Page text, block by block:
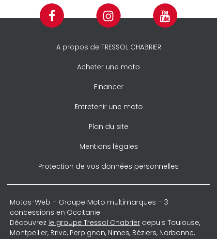
A propos de TRESSOL CHABRIER
Acheter une moto
Financer
Entretenir une moto
Plan du site
Mentions légales
Protection de vos données personnelles
Motos-Web – Groupe Moto multimarques – 3
concessions en Occitanie.
Découvrez le groupe Tressol Chabrier depuis Toulouse,
Montpellier, Brive, Perpignan, Nimes, Béziers, Narbonne,